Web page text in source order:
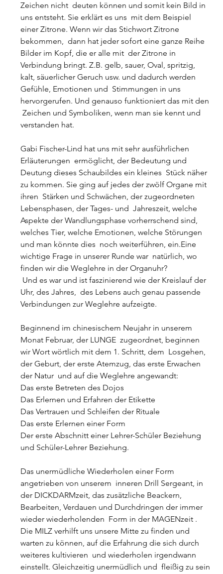
Zeichen nicht  deuten können und somit kein Bild in
uns entsteht. Sie erklärt es uns  mit dem Beispiel
einer Zitrone. Wenn wir das Stichwort Zitrone
bekommen,  dann hat jeder sofort eine ganze Reihe
Bilder im Kopf, die er alle mit  der Zitrone in
Verbindung bringt. Z.B. gelb, sauer, Oval, spritzig,
kalt, säuerlicher Geruch usw. und dadurch werden
Gefühle, Emotionen und  Stimmungen in uns
hervorgerufen. Und genauso funktioniert das mit den
Zeichen und Symboliken, wenn man sie kennt und
verstanden hat.
Gabi Fischer-Lind hat uns mit sehr ausführlichen
Erläuterungen  ermöglicht, der Bedeutung und
Deutung dieses Schaubildes ein kleines  Stück näher
zu kommen. Sie ging auf jedes der zwölf Organe mit
ihren  Stärken und Schwächen, der zugeordneten
Lebensphasen, der Tages- und  Jahreszeit, welche
Aspekte der Wandlungsphase vorherrschend sind,
welches Tier, welche Emotionen, welche Störungen
und man könnte dies  noch weiterführen, ein.Eine
wichtige Frage in unserer Runde war  natürlich, wo
finden wir die Weglehre in der Organuhr?
Uhr, des Jahres,  des Lebens auch genau passende
Verbindungen zur Weglehre aufzeigte.
Beginnend im chinesischem Neujahr in unserem
Monat Februar, der LUNGE  zugeordnet, beginnen
wir Wort wörtlich mit dem 1. Schritt, dem  Losgehen,
der Geburt, der erste Atemzug, das erste Erwachen
der Natur  und auf die Weglehre angewandt:
Das erste Betreten des Dojos
Das Erlernen und Erfahren der Etikette
Das Vertrauen und Schleifen der Rituale
Das erste Erlernen einer Form
Der erste Abschnitt einer Lehrer-Schüler Beziehung
und Schüler-Lehrer Beziehung.
Das unermüdliche Wiederholen einer Form
angetrieben von unserem  inneren Drill Sergeant, in
der DICKDARMzeit, das zusätzliche Beackern,
Bearbeiten, Verdauen und Durchdringen der immer
wieder wiederholenden  Form in der MAGENzeit .
Die MILZ verhilft uns unsere Mitte zu finden und
warten zu können, auf die Erfahrung die sich durch
weiteres kultivieren  und wiederholen irgendwann
einstellt. Gleichzeitig unermüdlich und  fleißig zu sein